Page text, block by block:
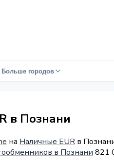
Больше городов
в Познани
на Наличные EUR в
в Познани 821